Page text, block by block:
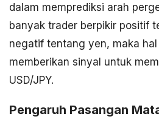
dalam memprediksi arah
banyak trader berpikir positif
negatif tentang yen, maka
memberikan sinyal untuk
USD/JPY.
Pengaruh Pasangan